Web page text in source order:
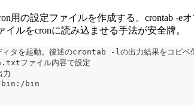
用の設定ファイルを作成する。crontab -
ルをcronに読み込ませる手法が安全牌。
を起動。後述のcrontab -lの出力結果をコピペ保
ァイル内容で設定
bin:/bin